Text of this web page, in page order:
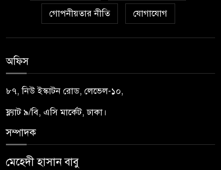
গোপনীয়তার নীতি যোগাযোগ
অফিস
৮৭, নিউ ইস্কাটন রোড, লেভেল-১০,
ফ্ল্যাট ৯/বি, এসি মার্কেট, ঢাকা।
সম্পাদক
মেহেদী হাসান বাবু